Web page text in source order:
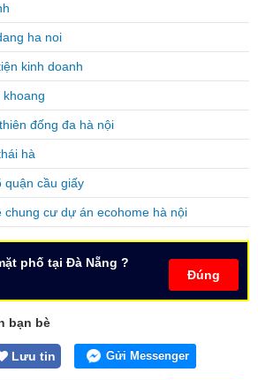
ha noi
kinh doanh
đống đa hà nội
hà
quận cầu giấy
chung cư dự án ecohome hà nội
Đúng
phố tại Đà Nẵng ?
bạn bè
Lưu tin Gửi Messenger